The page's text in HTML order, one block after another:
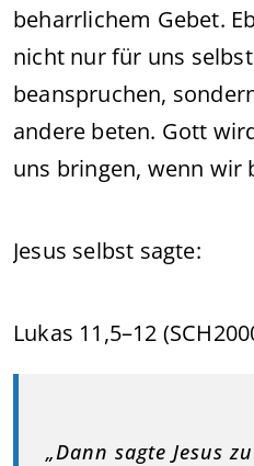
beharrlichem Gebet.
nicht nur für uns
beanspruchen,
andere beten. Gott
uns bringen, wenn wir
Jesus selbst sagte:
Lukas 11,5–12
„Dann sagte Jesus